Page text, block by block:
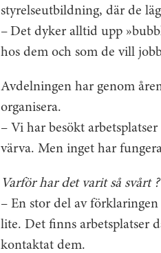
styrelseutbildning, där de
– Det dyker alltid upp
hos dem och som de vill
Avdelningen har genom
organisera.
– Vi har besökt
värva. Men inget har
Varför har det varit så svårt ?
– En stor del av
lite. Det finns arbetsplatser
kontaktat dem.